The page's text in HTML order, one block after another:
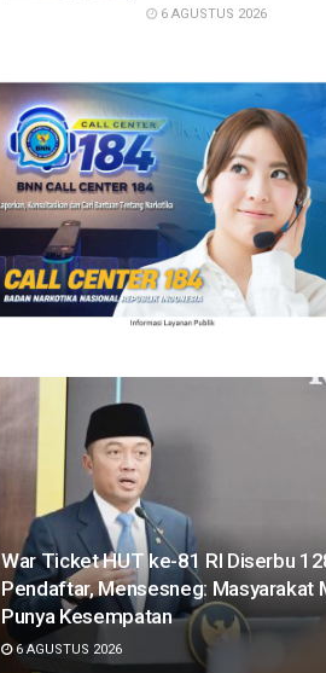
6 AGUSTUS 2026
War Ticket HUT ke-81 RI Diserbu
Pendaftar, Mensesneg: Masyarakat
Punya Kesempatan
6 AGUSTUS 2026